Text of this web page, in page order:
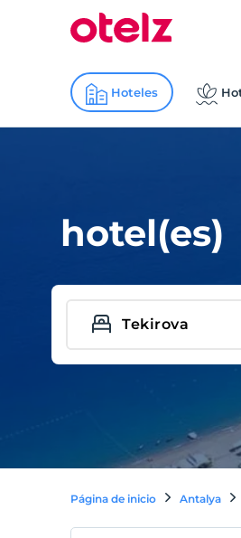
Hoteles
hotel(es)
Página de inicio Antalya